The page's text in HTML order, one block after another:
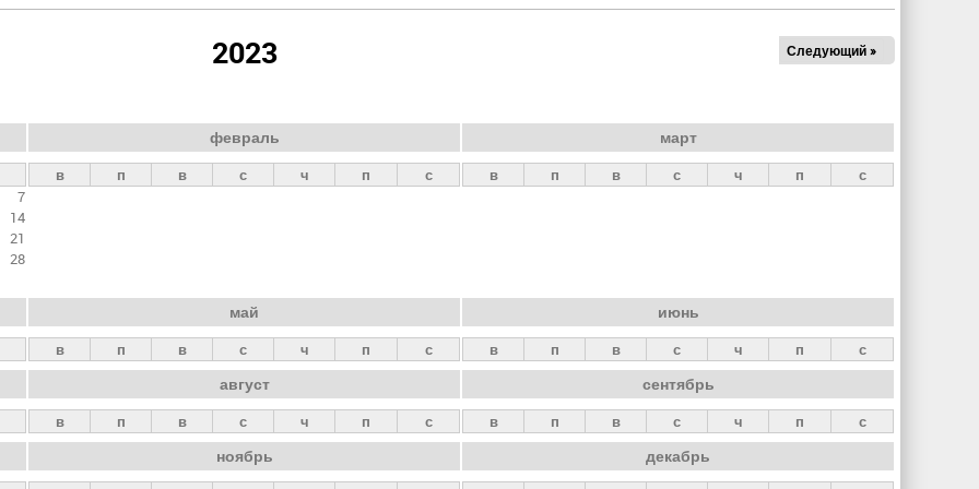
2023 Следующий »
7
14
21
28
февраль
в п в с ч п с
март
в п в с ч п с
май
в п в с ч п с
июнь
в п в с ч п с
август
в п в с ч п с
сентябрь
в п в с ч п с
ноябрь декабрь